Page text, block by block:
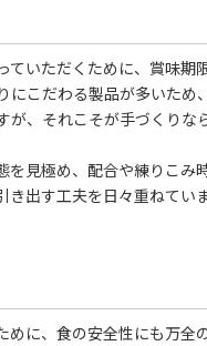
ていただくために、賞味
こだわる製品が多いため
、それこそが手づくり
見極め、配合や練りこみ
出す工夫を日々重ねていま
に、食の安全性にも万全